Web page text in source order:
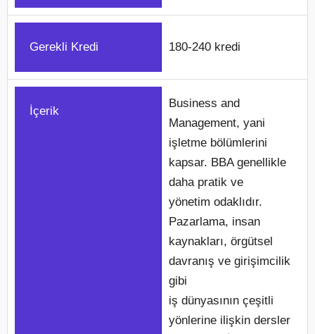
Gerekli Kredi 180-240 kredi
İçerik
Business and
Management, yani
işletme bölümlerini
kapsar. BBA genellikle
daha pratik ve
yönetim odaklıdır.
Pazarlama, insan
kaynakları, örgütsel
davranış ve girişimcilik
gibi
iş dünyasının çeşitli
yönlerine ilişkin dersler